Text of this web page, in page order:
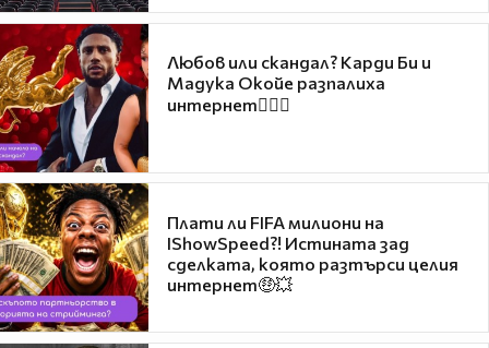
Любов или скандал? Карди Би и
Мадука Окойе разпалиха
интернет❤️‍🔥🔥
Плати ли FIFA милиони на
IShowSpeed?! Истината зад
сделката, която разтърси целия
интернет🤑💥